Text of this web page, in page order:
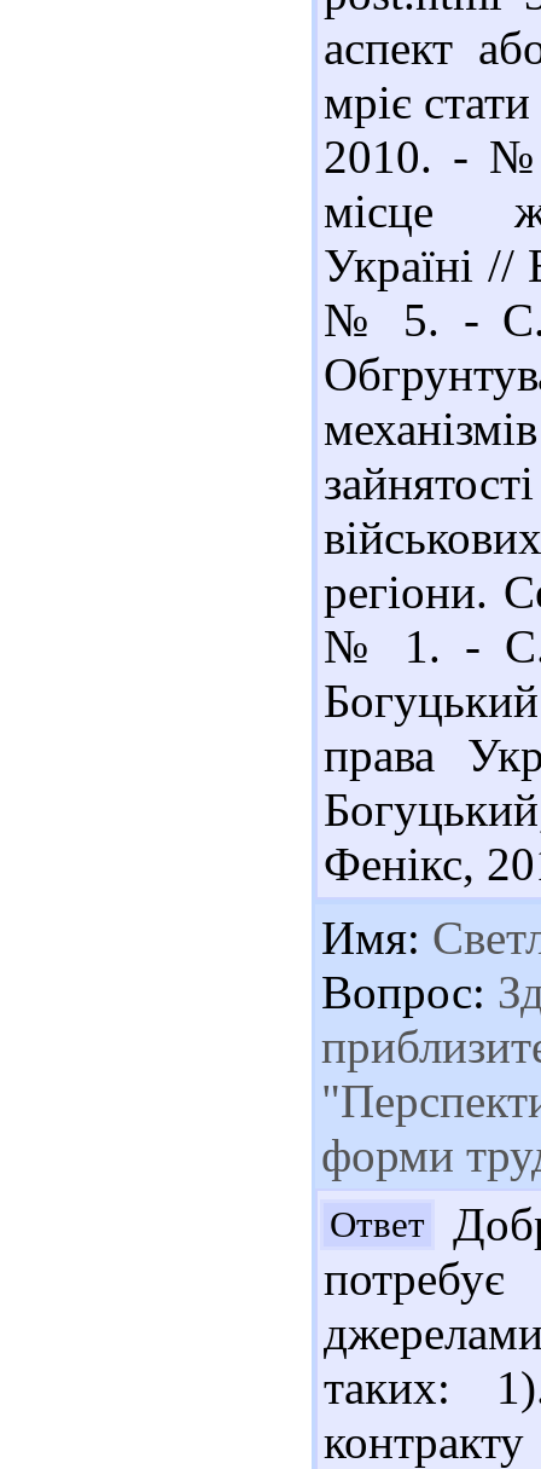
аспект
мріє
2010. - №
місце
Україні //
№ 5. - С.
регіони.
№ 1. - С.
права
Фенікс,
Имя:
Вопрос:
форми
Ответ
таких: